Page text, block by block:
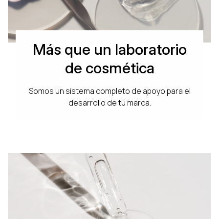
Más que un laboratorio
de cosmética
Somos un sistema completo de apoyo para el
desarrollo de tu marca.